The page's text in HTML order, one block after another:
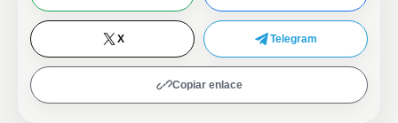
X Telegram
Copiar enlace